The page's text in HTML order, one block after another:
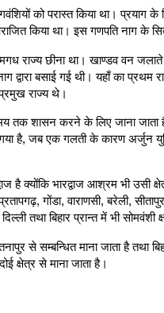
को परास्त किया था। प्रयाग
किया था। इस गणपति नाग के
राज्य छीना था। खाण्डव वन
बसाई गई थी। यहाँ का प्रथम
राज्य थे।
तक शासन करने के लिए जाना जाता
है, जब एक गलती के कारण अर्जुन
है क्योंकि भारद्वाज आश्रम भी उसी
गोंडा, वाराणसी, बरेली,
तथा बिहार प्रान्त में भी सोमवंशी
से सम्बन्धित माना जाता है तथा
क्षेत्र से माना जाता है।